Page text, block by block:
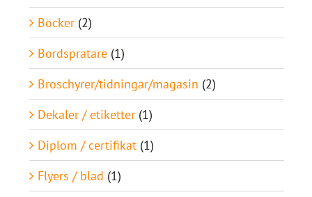
Böcker (2)
Bordspratare (1)
Broschyrer/tidningar/magasin (2)
Dekaler / etiketter (1)
Diplom / certifikat (1)
Flyers / blad (1)